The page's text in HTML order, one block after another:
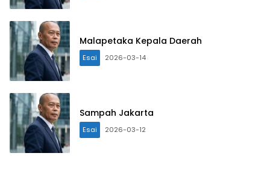
Malapetaka Kepala Daerah
Esai 2026-03-14
Sampah Jakarta
Esai 2026-03-12